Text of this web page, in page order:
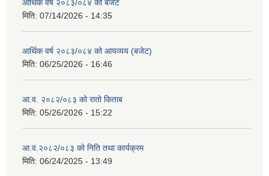
आर्थिक वर्ष २०८३/०८४ को बजेट
मिति: 07/14/2026 - 14:35
आर्थिक वर्ष २०८३/०८४ को आयव्यय (बजेट)
मिति: 06/25/2026 - 16:46
आ.व. २०८२/०८३ को रातो किताब
मिति: 05/26/2026 - 15:22
आ.व.२०८२/०८३ को निति तथा कार्यक्रम
मिति: 06/24/2025 - 13:49